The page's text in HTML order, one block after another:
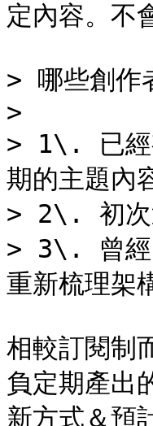
定內容。不
> 哪些創作
>
> 1\. 已經
期的主題內
> 2\. 初次
> 3\. 曾經
重新梳理架
相較訂閱制
負定期產出
新方式＆預